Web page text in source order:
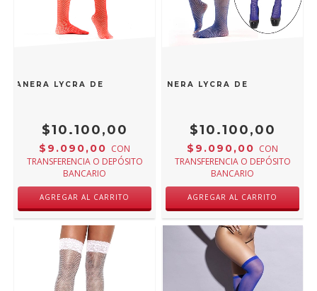
LYCRA DE RED CON LIGA 102R
$10.100,00
$9.090,00 CON
TRANSFERENCIA O DEPÓSITO
BANCARIO
AGREGAR AL CARRITO
MALENA MEDIA BUCANERA LYCRA DE RED CON
$10.100,00
$9.090,00 CON
TRANSFERENCIA O DEPÓSITO
BANCARIO
AGREGAR AL CARRITO